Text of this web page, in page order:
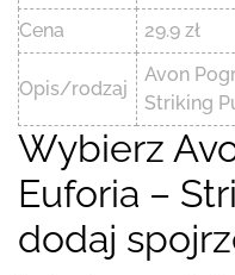
Cena
29.9 zł
Opis/rodzaj
Avon
Striking
Wybierz
Euforia –
dodaj